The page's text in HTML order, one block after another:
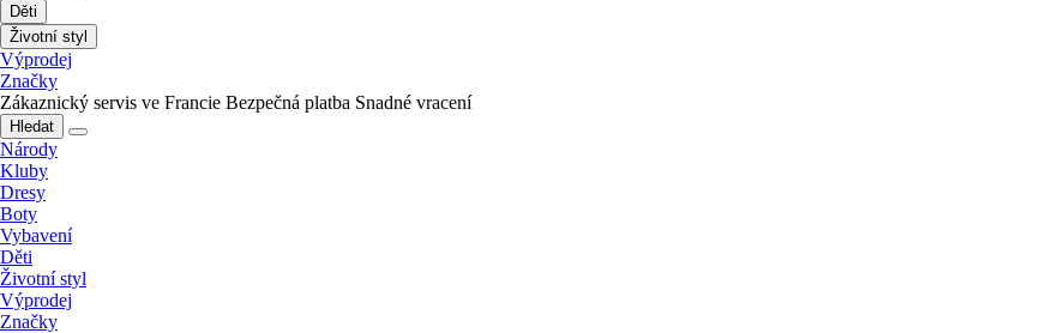
Děti
Životní styl
Výprodej
Značky
Zákaznický servis ve Francie Bezpečná platba Snadné vracení
Hledat
Národy
Kluby
Dresy
Boty
Vybavení
Děti
Životní styl
Výprodej
Značky